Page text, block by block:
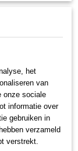
het
van
onze sociale
informatie over
gebruiken in
verzameld
verstrekt.